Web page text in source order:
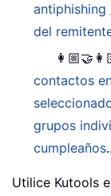
antiphishing
del
contactos
grupos
cumpleaños
Utilice Kutools